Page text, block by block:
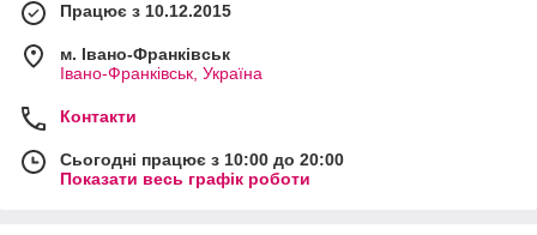
Працює з 10.12.2015
м. Івано-Франківськ
Івано-Франківськ, Україна
Контакти
Сьогодні працює з 10:00 до 20:00
Показати весь графік роботи